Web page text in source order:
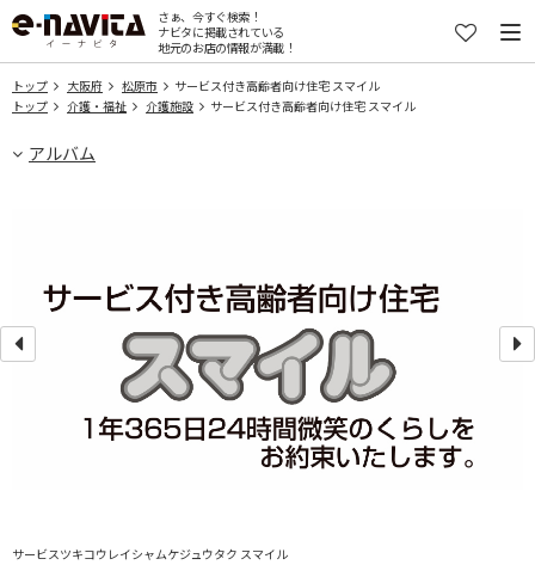
さぁ、今すぐ検索！
ナビタに掲載されている
地元のお店の情報が満載！
トップ 大阪府 松原市
サービス付き高齢者向け住宅 スマイル
トップ
介護・福祉 介護施設 サービス付き高齢者向け住宅 スマイル
アルバム
サービスツキコウレイシャムケジュウタク スマイル